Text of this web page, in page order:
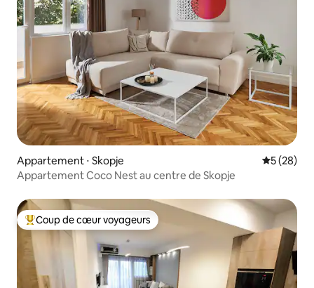
Appartement ⋅ Skopje
5 (28)
Appartement Coco Nest au centre de Skopje
Coups de cœur voyageurs les plus appréciés
Coup de cœur voyageurs